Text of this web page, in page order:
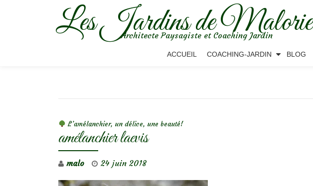
Les Jardins de Malorie
Architecte Paysagiste et Coaching Jardin
ACCUEIL COACHING-JARDIN BLOG
L’amélanchier, un délice, une beauté!
amélanchier laevis
malo 24 juin 2018